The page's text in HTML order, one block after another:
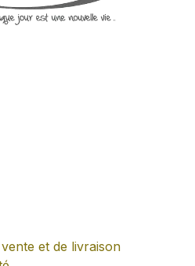
et de livraison